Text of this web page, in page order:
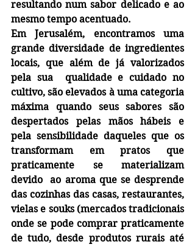
resultando num sabor delicado e ao
mesmo tempo acentuado.
Em Jerusalém, encontramos uma
grande diversidade de ingredientes
locais, que além de já valorizados
pela sua  qualidade e cuidado no
cultivo, são elevados à uma categoria
máxima quando seus sabores são
despertados pelas mãos hábeis e
pela sensibilidade daqueles que os
transformam em pratos que
praticamente se materializam
devido  ao aroma que se desprende
das cozinhas das casas, restaurantes,
vielas e souks (mercados tradicionais
onde se pode comprar praticamente
de tudo, desde produtos rurais até